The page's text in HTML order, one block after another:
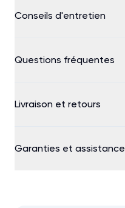
Conseils d'entretien
Questions fréquentes
Livraison et retours
Garanties et assistance